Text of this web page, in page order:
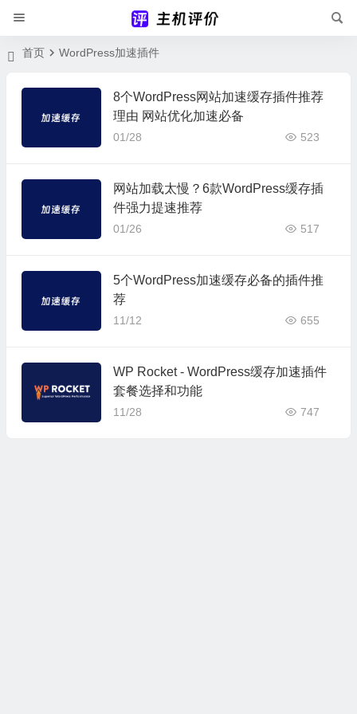
首页 WordPress加速插件
8个WordPress网站加速缓存插件推荐
理由 网站优化加速必备
01/28 523
网站加载太慢？6款WordPress缓存插
件强力提速推荐
01/26 517
5个WordPress加速缓存必备的插件推
荐
11/12 655
WP Rocket - WordPress缓存加速插件
套餐选择和功能
11/28 747